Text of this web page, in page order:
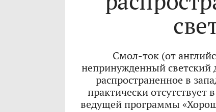
Смол-ток (от
непринужденный
распространенное в
практически отсутствует
ведущей программы